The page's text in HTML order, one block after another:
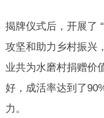
揭牌仪式后，开展了
攻坚和助力乡村振兴
业共为水磨村捐赠价
好，成活率达到了
力。